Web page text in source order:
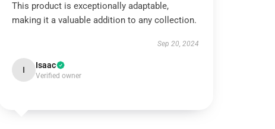
This product is exceptionally adaptable,
making it a valuable addition to any collection.
Sep 20, 2024
I Isaac
Verified owner